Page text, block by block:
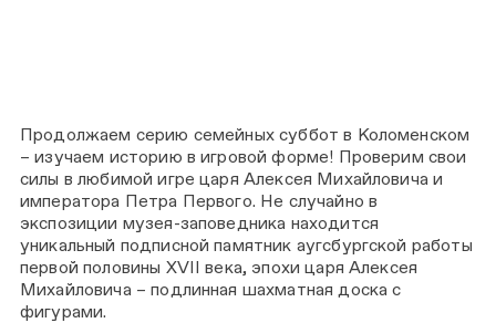
Продолжаем серию семейных суббот в Коломенском
– изучаем историю в игровой форме! Проверим свои
силы в любимой игре царя Алексея Михайловича и
императора Петра Первого. Не случайно в
экспозиции музея-заповедника находится
уникальный подписной памятник аугсбургской работы
первой половины XVII века, эпохи царя Алексея
Михайловича – подлинная шахматная доска с
фигурами.